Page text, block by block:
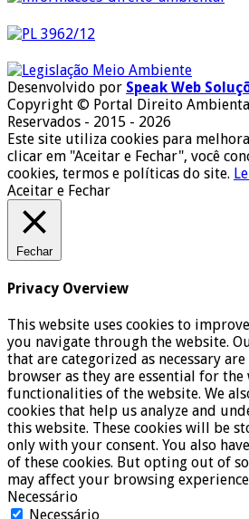
Desenvolvido por Speak Web
Copyright © Portal Direito
Reservados - 2015 - 2026
Este site utiliza cookies para
clicar em "Aceitar e Fechar", você
cookies, termos e políticas do site.
Aceitar e Fechar
Fechar
Privacy Overview
This website uses cookies to
you navigate through the website.
that are categorized as necessary
browser as they are essential for
functionalities of the website. We
cookies that help us analyze and
this website. These cookies will be
only with your consent. You also
of these cookies. But opting out of
may affect your browsing
Necessário
Necessário